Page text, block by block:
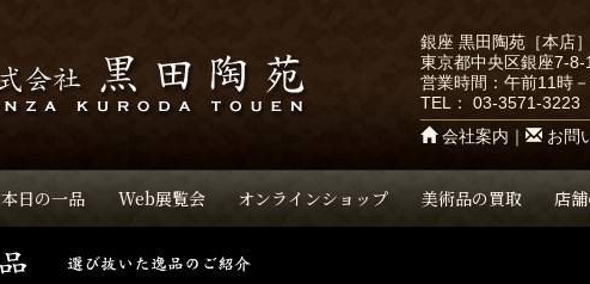
本日の一品 Web展覧会 オンラインショップ 美術品の買取 店
銀座 黒田陶苑［本店］
東京都中央区銀座7-
営業時間：午前11時
TEL： 03-3571-3223
会社案内
お問